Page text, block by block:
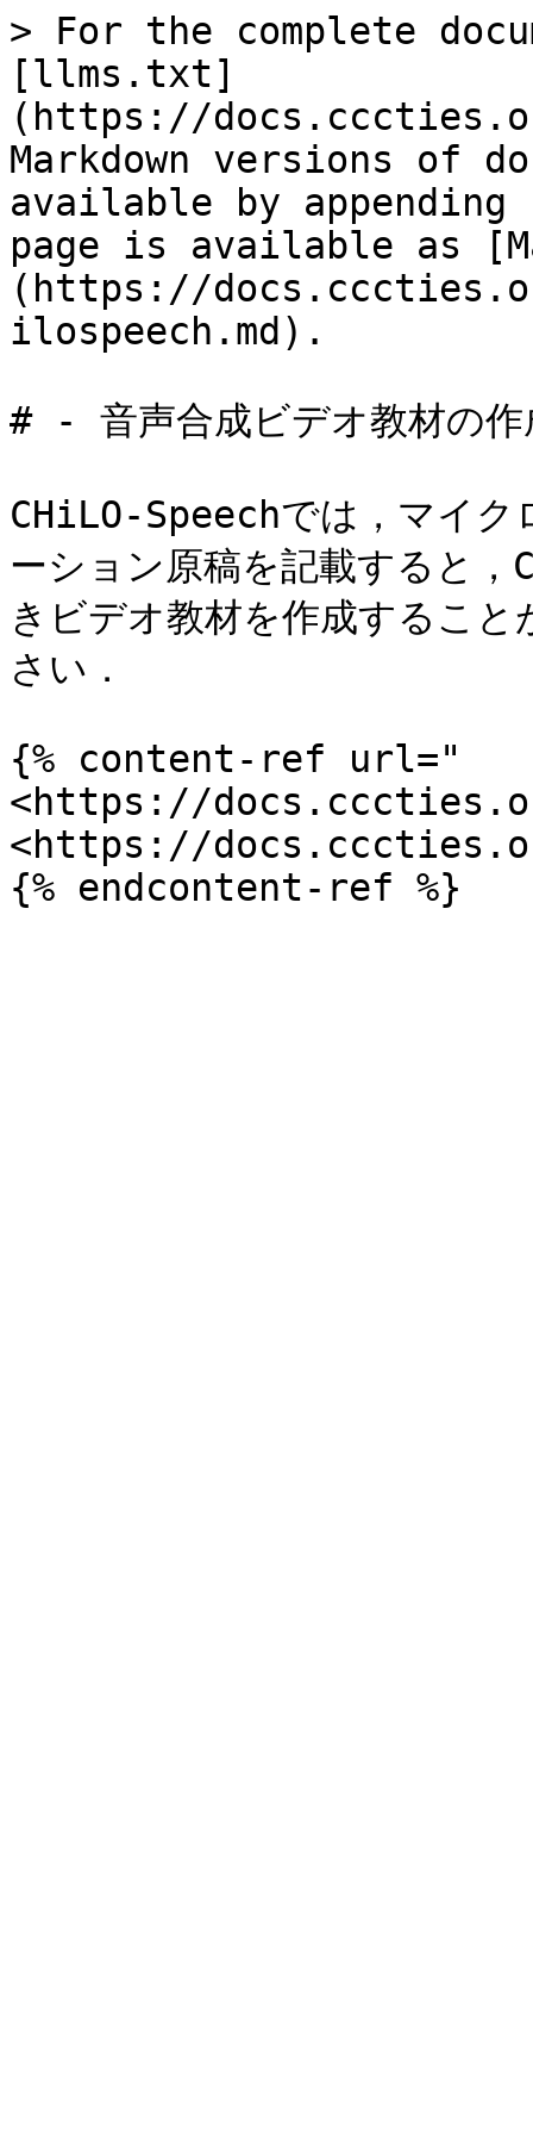
> For the complete
[llms.txt]
(https://
Markdown versions of
available by
page is available as
(https://
ilospeech.md).
# - 音声合成ビデオ教材の作
CHiLO-Speechでは，マイク
ーション原稿を記載すると
きビデオ教材を作成するこ
さい．
{% content-ref url="
<https://
<https://